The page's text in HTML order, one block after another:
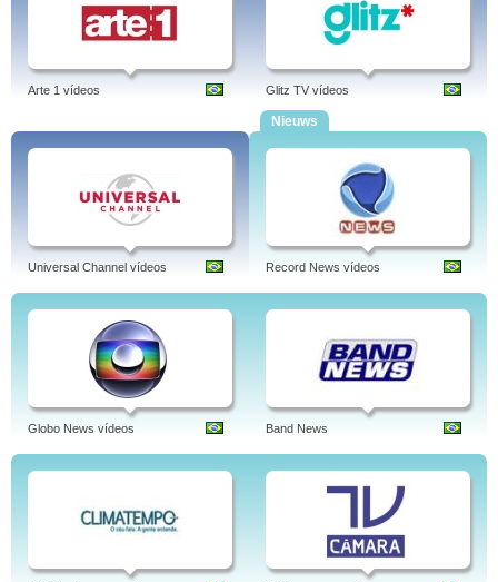
Arte 1 vídeos Glitz TV vídeos
Universal Channel vídeos
Nieuws
Record News vídeos
Globo News vídeos Band News